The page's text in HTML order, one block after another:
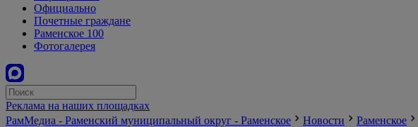
Официально
Почетные граждане
Раменское 100
Фотогалерея
Реклама на наших площадках
РамМедиа - Раменский муниципальный округ - Раменское
Новости Раменское